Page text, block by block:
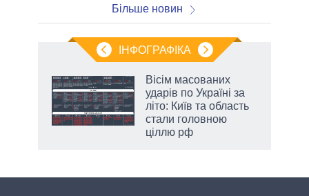
Більше новин
ІНФОГРАФІКА
Вісім масованих
ударів по Україні за
літо: Київ та область
стали головною
ціллю рф